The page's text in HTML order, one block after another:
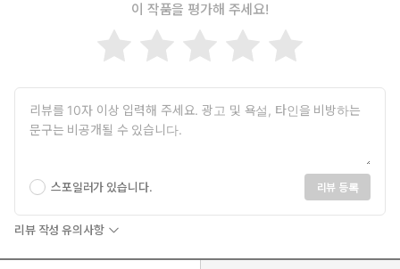
고려대학교 법대를 졸업했고 프리랜서 번역가로 활동하고 있다.
《카를 마르크스의 혁명적 사상》, 《포스트모더니즘: 마르크스주
1968》, 《마르크스주의에서 본 영국 노동당의 역사》, 《마르크스
주의란 무엇인가?》, 《레닌과 21세기》 등 수십 권의 책을 번역했
이 작품을 평가해 주세요!
스포일러가 있습니다. 리뷰 등록
리뷰 작성 유의사항